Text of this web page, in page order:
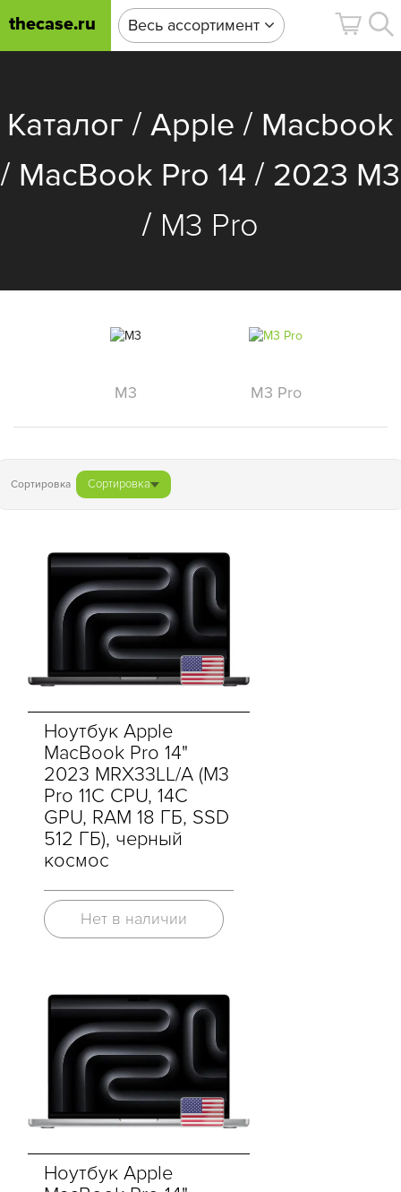
thecase.ru Весь ассортимент
Каталог / Apple / Macbook
/ MacBook Pro 14 / 2023 M3
/ M3 Pro
M3 M3 Pro
Сортировка Сортировка
Ноутбук Apple
MacBook Pro 14"
2023 MRX33LL/A (M3
Pro 11C CPU, 14C
GPU, RAM 18 ГБ, SSD
512 ГБ), черный
космос
Нет в наличии
Ноутбук Apple